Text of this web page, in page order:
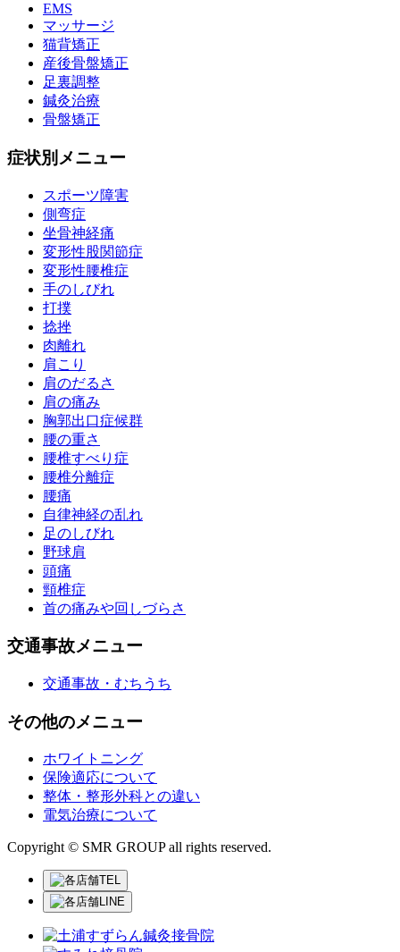
EMS
マッサージ
猫背矯正
産後骨盤矯正
足裏調整
鍼灸治療
骨盤矯正
症状別メニュー
スポーツ障害
側弯症
坐骨神経痛
変形性股関節症
変形性腰椎症
手のしびれ
打撲
捻挫
肉離れ
肩こり
肩のだるさ
肩の痛み
胸郭出口症候群
腰の重さ
腰椎すべり症
腰椎分離症
腰痛
自律神経の乱れ
足のしびれ
野球肩
頭痛
頸椎症
首の痛みや回しづらさ
交通事故メニュー
交通事故・むちうち
その他のメニュー
ホワイトニング
保険適応について
整体・整形外科との違い
電気治療について
Copyright © SMR GROUP all rights reserved.